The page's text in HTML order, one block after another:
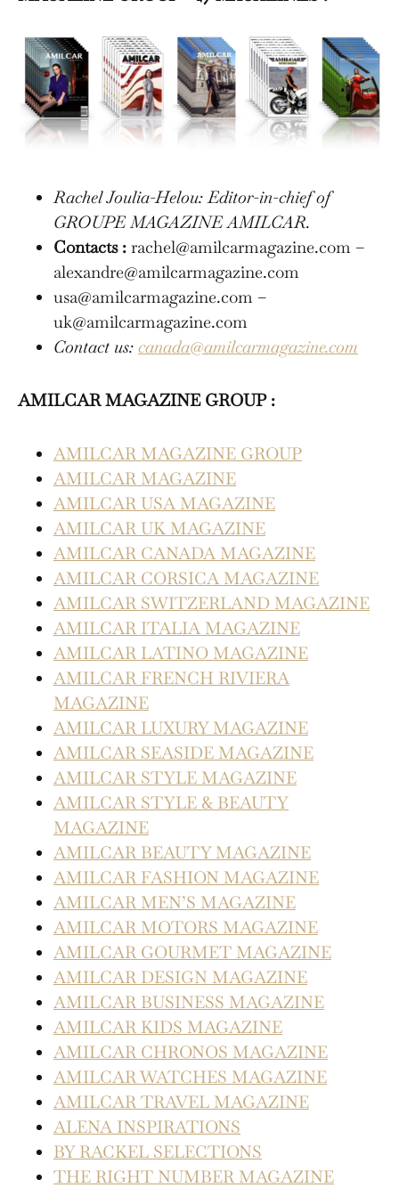
Rachel Joulia-Helou: Editor-in-chief of
GROUPE MAGAZINE AMILCAR.
Contacts : rachel@amilcarmagazine.com –
alexandre@amilcarmagazine.com
usa@amilcarmagazine.com –
uk@amilcarmagazine.com
Contact us: canada@amilcarmagazine.com
AMILCAR MAGAZINE GROUP :
AMILCAR MAGAZINE GROUP
AMILCAR MAGAZINE
AMILCAR USA MAGAZINE
AMILCAR UK MAGAZINE
AMILCAR CANADA MAGAZINE
AMILCAR CORSICA MAGAZINE
AMILCAR SWITZERLAND MAGAZINE
AMILCAR ITALIA MAGAZINE
AMILCAR LATINO MAGAZINE
AMILCAR FRENCH RIVIERA
MAGAZINE
AMILCAR LUXURY MAGAZINE
AMILCAR SEASIDE MAGAZINE
AMILCAR STYLE MAGAZINE
AMILCAR STYLE & BEAUTY
MAGAZINE
AMILCAR BEAUTY MAGAZINE
AMILCAR FASHION MAGAZINE
AMILCAR MEN’S MAGAZINE
AMILCAR MOTORS MAGAZINE
AMILCAR GOURMET MAGAZINE
AMILCAR DESIGN MAGAZINE
AMILCAR BUSINESS MAGAZINE
AMILCAR KIDS MAGAZINE
AMILCAR CHRONOS MAGAZINE
AMILCAR WATCHES MAGAZINE
AMILCAR TRAVEL MAGAZINE
ALENA INSPIRATIONS
BY RACKEL SELECTIONS
THE RIGHT NUMBER MAGAZINE